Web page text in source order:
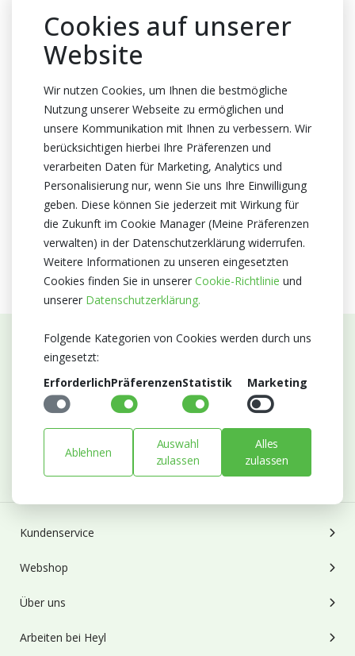
Anzahl pro Wanne
Apricot
Materialen
Zertifikat
Kein Zertifikate
Abonnieren Sie unseren Newsletter
Bleiben Sie auf dem Laufenden mit Neuigkeiten und
Entwicklungen von Blumengroßhandel Heyl
Abonnieren
Kundenservice
Webshop
Über uns
Arbeiten bei Heyl
Cookies auf unserer
Website
Wir nutzen Cookies, um Ihnen die bestmögliche
Nutzung unserer Webseite zu ermöglichen und
unsere Kommunikation mit Ihnen zu verbessern. Wir
berücksichtigen hierbei Ihre Präferenzen und
verarbeiten Daten für Marketing, Analytics und
Personalisierung nur, wenn Sie uns Ihre Einwilligung
geben. Diese können Sie jederzeit mit Wirkung für
die Zukunft im Cookie Manager (Meine Präferenzen
verwalten) in der Datenschutzerklärung widerrufen.
Weitere Informationen zu unseren eingesetzten
Cookies finden Sie in unserer Cookie-Richtlinie und
unserer Datenschutzerklärung.
Folgende Kategorien von Cookies werden durch uns
eingesetzt:
ErforderlichPräferenzenStatistik Marketing
Ablehnen
Auswahl
zulassen
Alles
zulassen